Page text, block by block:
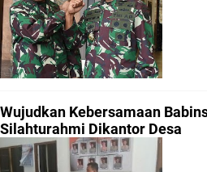
Wujudkan Kebersamaan
Silahturahmi Dikantor Desa